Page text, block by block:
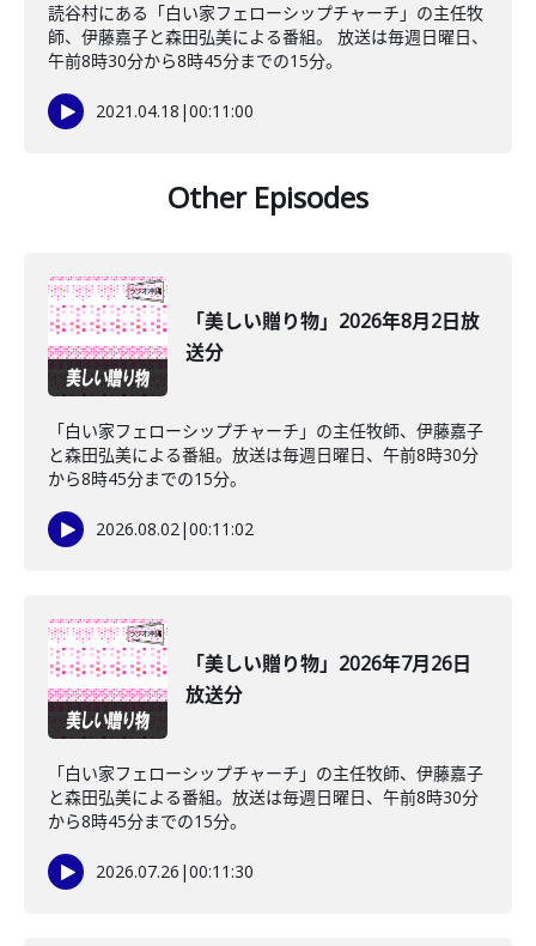
読谷村にある「白い家フェローシップチャーチ」の主任牧
師、伊藤嘉子と森田弘美による番組。 放送は毎週日曜日、
午前8時30分から8時45分までの15分。
2021.04.18 |00:11:00
Other Episodes
「美しい贈り物」2026年8月2日放
送分
「白い家フェローシップチャーチ」の主任牧師、伊藤嘉子
と森田弘美による番組。放送は毎週日曜日、午前8時30分
から8時45分までの15分。
2026.08.02|00:11:02
「美しい贈り物」2026年7月26日
放送分
「白い家フェローシップチャーチ」の主任牧師、伊藤嘉子
と森田弘美による番組。放送は毎週日曜日、午前8時30分
から8時45分までの15分。
2026.07.26 |00:11:30